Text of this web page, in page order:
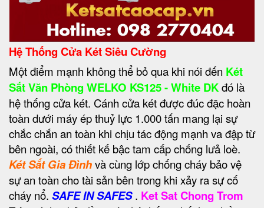
Hệ Thống Cửa Két Siêu Cường
Một điểm mạnh không thể bỏ qua khi nói đến Két
Sắt Văn Phòng WELKO KS125 - White DKđó là
hệ thống cửa két. Cánh cửa két được đúc đặc hoàn
toàn dưới máy ép thuỷ lực 1.000 tấn mang lại sự
chắc chắn an toàn khi chịu tác động mạnh va đập từ
bên ngoài, có thiết kế bậc tam cấp chống lưả loè.
Két Sắt Gia Đìnhvà cùng lớp chống cháy bảo vệ
sự an toàn cho tài sản bên trong khi xảy ra sự cố
cháy nổ. SAFE IN SAFES. Ket Sat Chong Trom